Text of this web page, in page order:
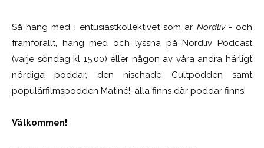
Så häng med i entusiastkollektivet som är Nördliv- och
framförallt, häng med och lyssna på Nördliv Podcast
(varje söndag kl 15.00) eller någon av våra andra härligt
nördiga poddar, den nischade Cultpodden samt
populärfilmspodden Matiné!; alla finns där poddar finns!
Välkommen!